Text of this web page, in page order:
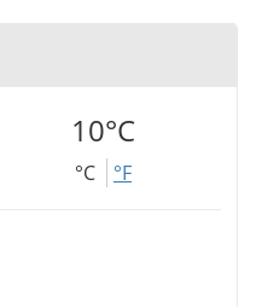
10°C
°C °F